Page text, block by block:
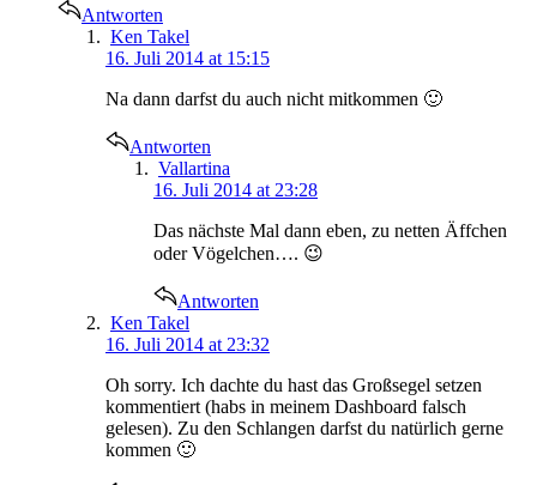
Antworten
says:
Ken Takel
16. Juli 2014 at 15:15
Na dann darfst du auch nicht mitkommen 🙂
Antworten
says:
Vallartina
16. Juli 2014 at 23:28
Das nächste Mal dann eben, zu netten Äffchen
oder Vögelchen…. 😉
Antworten
says:
Ken Takel
16. Juli 2014 at 23:32
Oh sorry. Ich dachte du hast das Großsegel setzen
kommentiert (habs in meinem Dashboard falsch
gelesen). Zu den Schlangen darfst du natürlich gerne
kommen 🙂